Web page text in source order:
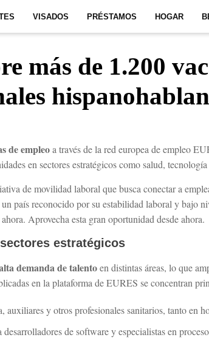
VISADOS PRÉSTAMOS HOGAR
más de 1.200
de empleoa través de la red europea de empleo
en sectores estratégicos como salud,
de movilidad laboral que busca conectar a
país reconocido por su estabilidad laboral y bajo
ahora. Aprovecha esta gran oportunidad desde ahora.
estratégicos
demanda de talentoen distintas áreas, lo que
en la plataforma de EURES se concentran
auxiliares y otros profesionales sanitarios, tanto en
desarrolladores de software y especialistas en